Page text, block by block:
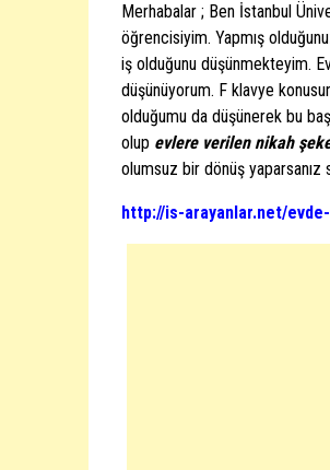
Merhabalar ; Ben İstanbul
öğrencisiyim. Yapmış
iş olduğunu düşünmekteyim.
düşünüyorum. F klavye
olduğumu da düşünerek bu
olup evlere verilen nikah
olumsuz bir dönüş yaparsanız
http://is-arayanlar.net/